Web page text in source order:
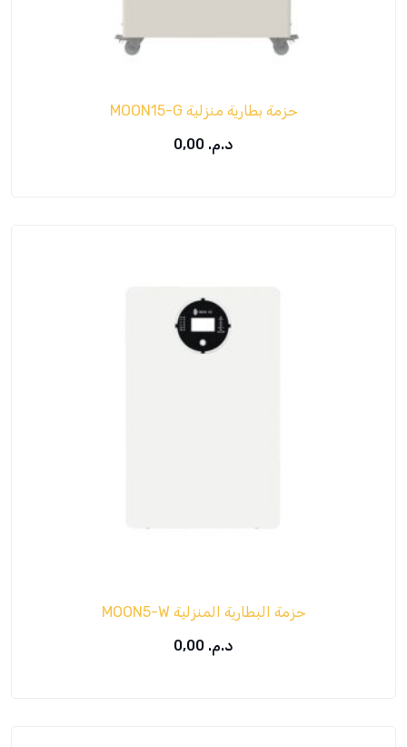
حزمة بطارية منزلية MOON15-G
د.م.
حزمة البطارية المنزلية MOON5-W
د.م.